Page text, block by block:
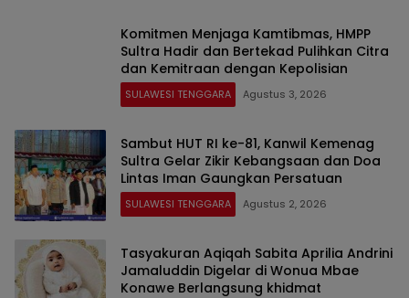
Komitmen Menjaga Kamtibmas, HMPP
Sultra Hadir dan Bertekad Pulihkan Citra
dan Kemitraan dengan Kepolisian
SULAWESI TENGGARA Agustus 3, 2026
Sambut HUT RI ke-81, Kanwil Kemenag
Sultra Gelar Zikir Kebangsaan dan Doa
Lintas Iman Gaungkan Persatuan
SULAWESI TENGGARA Agustus 2, 2026
Tasyakuran Aqiqah Sabita Aprilia Andrini
Jamaluddin Digelar di Wonua Mbae
Konawe Berlangsung khidmat